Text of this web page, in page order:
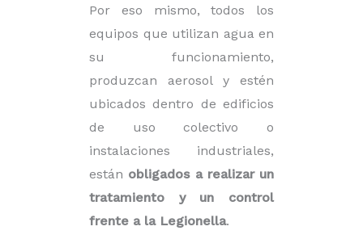
Por eso mismo, todos los
equipos que utilizan agua en
su funcionamiento,
produzcan aerosol y estén
ubicados dentro de edificios
de uso colectivo o
instalaciones industriales,
están obligados a realizar un
tratamiento y un control
frente a la Legionella.